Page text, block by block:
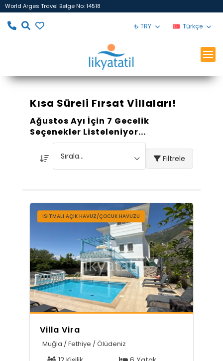
World Arges Travel Belge No: 14518
₺ TRY Türkçe
Kısa Süreli Fırsat Villaları!
Ağustos Ayı İçin 7 Gecelik
Seçenekler Listeleniyor...
Filtrele
ISITMALI AÇIK HAVUZ/ÇOCUK HAVUZU
Villa Vira
Muğla / Fethiye / Ölüdeniz